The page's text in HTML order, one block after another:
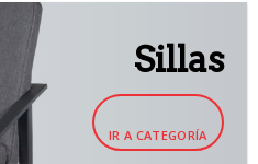
Sillas
IR A CATEGORÍA